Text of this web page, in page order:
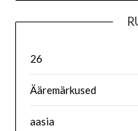
26
Ääremärkused
aasia